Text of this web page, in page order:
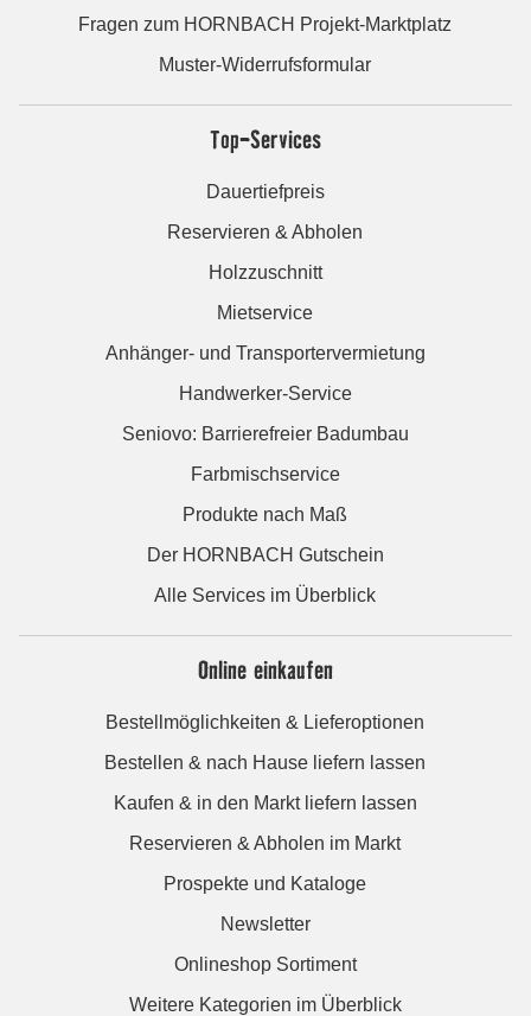
Fragen zum HORNBACH Projekt-Marktplatz
Muster-Widerrufsformular
Top-Services
Dauertiefpreis
Reservieren & Abholen
Holzzuschnitt
Mietservice
Anhänger- und Transportervermietung
Handwerker-Service
Seniovo: Barrierefreier Badumbau
Farbmischservice
Produkte nach Maß
Der HORNBACH Gutschein
Alle Services im Überblick
Online einkaufen
Bestellmöglichkeiten & Lieferoptionen
Bestellen & nach Hause liefern lassen
Kaufen & in den Markt liefern lassen
Reservieren & Abholen im Markt
Prospekte und Kataloge
Newsletter
Onlineshop Sortiment
Weitere Kategorien im Überblick